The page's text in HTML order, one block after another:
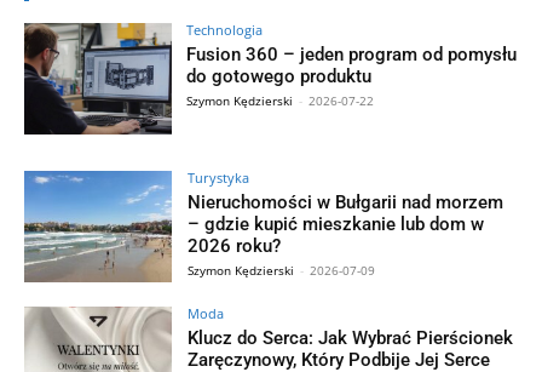
Technologia
Fusion 360 – jeden program od pomysłu
do gotowego produktu
Szymon Kędzierski - 2026-07-22
Turystyka
Nieruchomości w Bułgarii nad morzem
– gdzie kupić mieszkanie lub dom w
2026 roku?
Szymon Kędzierski - 2026-07-09
Moda
Klucz do Serca: Jak Wybrać Pierścionek
Zaręczynowy, Który Podbije Jej Serce